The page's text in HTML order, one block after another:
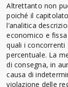
Altrettanto non
poiché il
l’analitica
economico e
quali i
percentuale. La
di consegna, in
causa di
violazione delle